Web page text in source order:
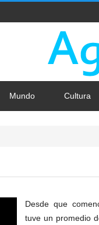
Mundo Cultura
Desde que
tuve un promedio